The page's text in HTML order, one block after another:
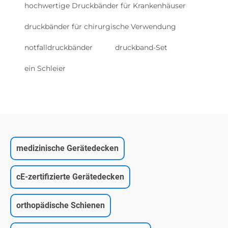
hochwertige Druckbänder für Krankenhäuser
druckbänder für chirurgische Verwendung
notfalldruckbänder druckband-Set
ein Schleier
medizinische Gerätedecken
cE-zertifizierte Gerätedecken
orthopädische Schienen